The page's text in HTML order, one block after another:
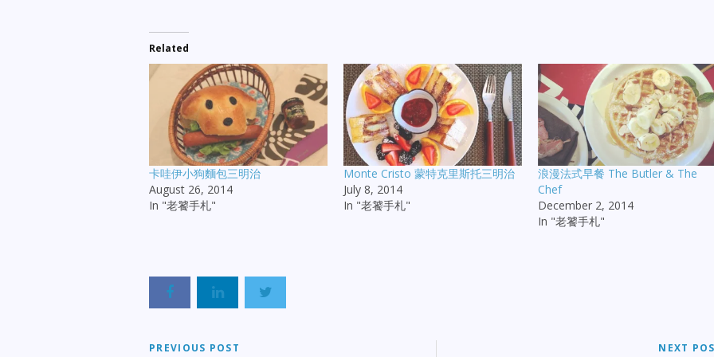
Related
卡哇伊小狗麵包三明治
August 26, 2014
In "老饕手札"
Monte Cristo 蒙特克里斯托三明治
July 8, 2014
In "老饕手札"
浪漫法式早餐 The Butler & The
Chef
December 2, 2014
In "老饕手札"
PREVIOUS POST NEXT